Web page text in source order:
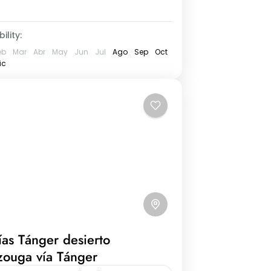
Mar Abr May Jun Jul Ago Sep
Oct
Tánger desierto
vía Tánger